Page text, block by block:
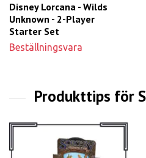
Disney Lorcana - Wilds
Unknown - 2-Player
Starter Set
Beställningsvara